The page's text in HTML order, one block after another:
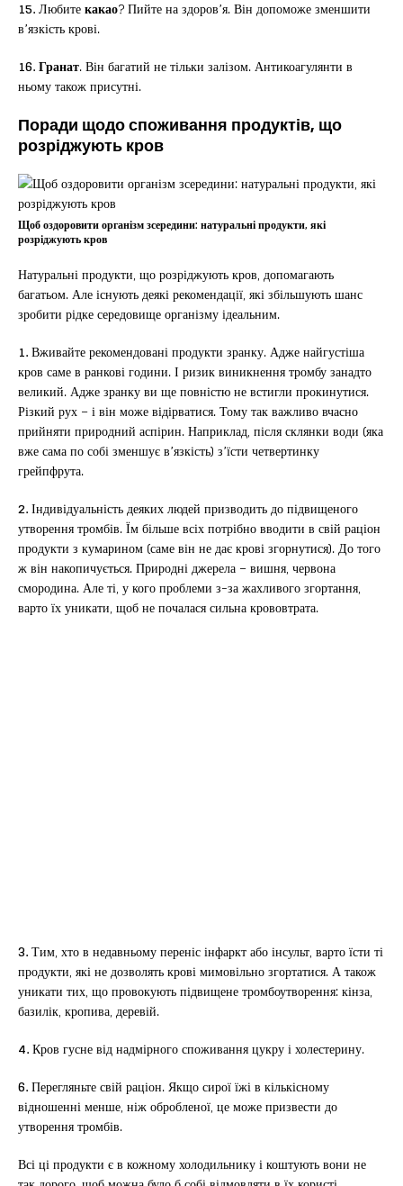
15.Любитекакао? Пийте на здоров’я. Він допоможе зменшити
в’язкість крові.
16. Гранат. Він багатий не тільки залізом. Антикоагулянти в
ньому також присутні.
Поради щодо споживання продуктів, що
розріджують кров
Щоб оздоровити організм зсередини: натуральні продукти, які
розріджують кров
Натуральні продукти, що розріджують кров, допомагають
багатьом. Але існують деякі рекомендації, які збільшують шанс
зробити рідке середовище організму ідеальним.
1.Вживайте рекомендовані продукти зранку. Адже найгустіша
кров саме в ранкові години. І ризик виникнення тромбу занадто
великий. Адже зранку ви ще повністю не встигли прокинутися.
Різкий рух – і він може відірватися. Тому так важливо вчасно
прийняти природний аспірин. Наприклад, після склянки води (яка
вже сама по собі зменшує в’язкість) з’їсти четвертинку
грейпфрута.
2.Індивідуальність деяких людей призводить до підвищеного
утворення тромбів. Їм більше всіх потрібно вводити в свій раціон
продукти з кумарином (саме він не дає крові згорнутися). До того
ж він накопичується. Природні джерела – вишня, червона
смородина. Але ті, у кого проблеми з-за жахливого згортання,
варто їх уникати, щоб не почалася сильна крововтрата.
3.Тим, хто в недавньому переніс інфаркт або інсульт, варто їсти ті
продукти, які не дозволять крові мимовільно згортатися. А також
уникати тих, що провокують підвищене тромбоутворення: кінза,
базилік, кропива, деревій.
4.Кров гусне від надмірного споживання цукру і холестерину.
6.Перегляньте свій раціон. Якщо сирої їжі в кількісному
відношенні менше, ніж обробленої, це може призвести до
утворення тромбів.
Всі ці продукти є в кожному холодильнику і коштують вони не